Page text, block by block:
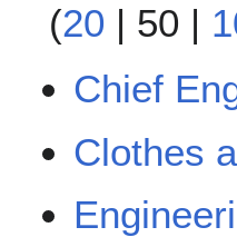
(20 | 50 |
Chief
Clothes